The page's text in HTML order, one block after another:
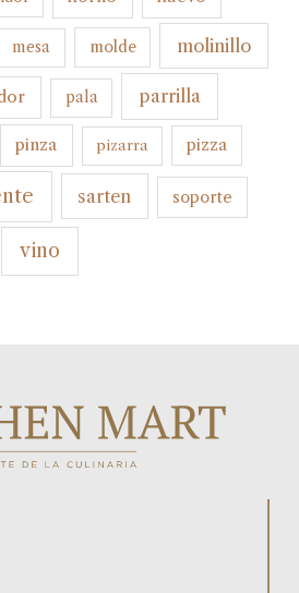
mesa molde molinillo
pala parrilla
pinza pizarra pizza
sarten soporte
vino